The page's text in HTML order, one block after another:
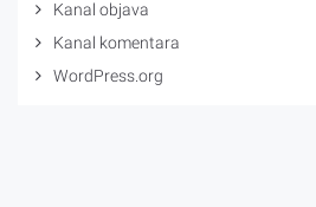
Kanal objava
Kanal komentara
WordPress.org